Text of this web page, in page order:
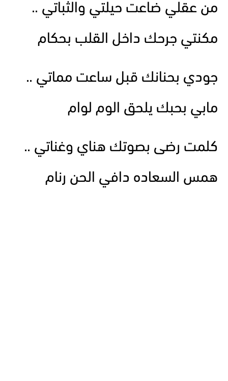
من عقلي ضاعت حيلتي والثباتي ..
مكنتي جرحك داخل القلب بحكام
جودي بحنانك قبل ساعت مماتي ..
مابي بحبك يلحق الوم لوام
كلمت رضى بصوتك هناي وغناتي ..
همس السعاده دافي الحن رنام